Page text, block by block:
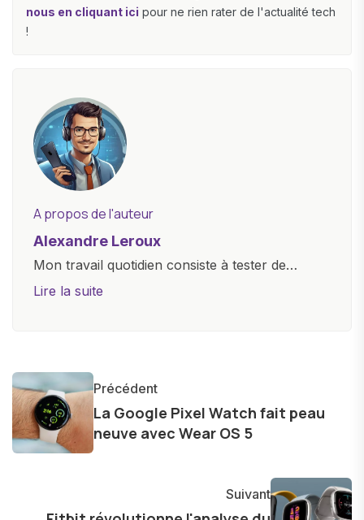
nous en cliquant ici pour ne rien rater de l'actualité tech
!
A propos de l'auteur
Alexandre Leroux
Mon travail quotidien consiste à tester de
nouveaux appareils, à rédiger des critiques
informations précises et pertinentes pour aider
les consommateurs à comprendre et à naviguer
dans le paysage technologique en constante
évolution.
Lire la suite
Précédent
La Google Pixel Watch fait peau
neuve avec Wear OS 5
Suivant